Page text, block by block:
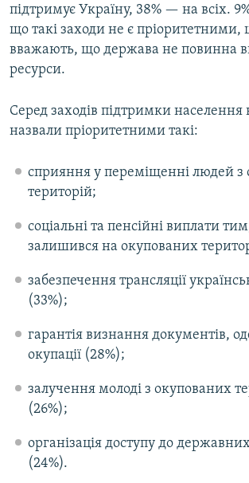
підтримує Україну, 38% — на всіх.
що такі заходи не є пріоритетними,
вважають, що держава не повинна
ресурси.
Серед заходів підтримки населення
назвали пріоритетними такі:
сприяння у переміщенні людей з
територій;
соціальні та пенсійні виплати
залишився на окупованих
забезпечення трансляції
(33%);
гарантія визнання документів,
окупації (28%);
залучення молоді з окупованих
(26%);
організація доступу до
(24%).